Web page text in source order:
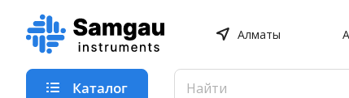
Алматы
Каталог